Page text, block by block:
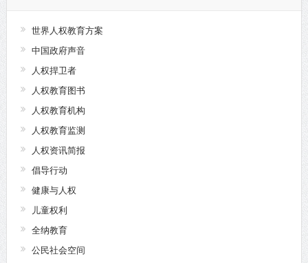
世界人权教育方案
中国政府声音
人权捍卫者
人权教育图书
人权教育机构
人权教育监测
人权资讯简报
倡导行动
健康与人权
儿童权利
全纳教育
公民社会空间